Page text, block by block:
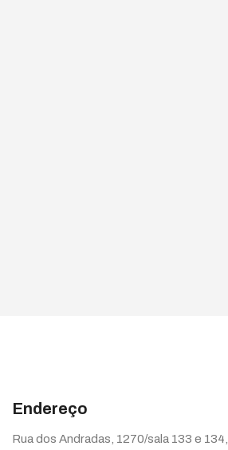
Endereço
Rua dos Andradas, 1270/sala 133 e